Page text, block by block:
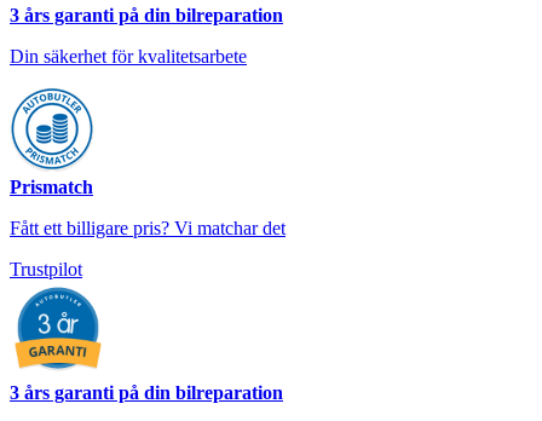
3 års garanti på din bilreparation
Din säkerhet för kvalitetsarbete
Prismatch
Fått ett billigare pris? Vi matchar det
Trustpilot
3 års garanti på din bilreparation